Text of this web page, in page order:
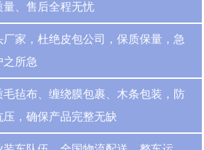
量、售后全程无忧
厂家，杜绝皮包公司，保质保量，急
之所急
毛毡布、缠绕膜包裹、木条包装，防
压，确保产品完整无缺